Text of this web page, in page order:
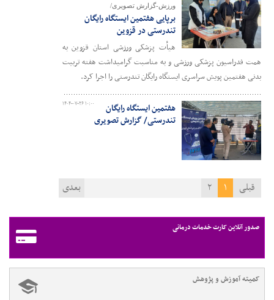
ورزش-گزارش تصویری/
برپایی هفتمین ایستگاه رایگان
تندرستی در قزوین
هیأت پزشکی ورزشی استان قزوین به
همت فدراسیون پزشکی ورزشی و به مناسبت گرامیداشت هفته تربیت
بدنی هفتمین پویش سراسری ایستگاه رایگان تندرستی را اجرا کرد.
۱۴۰۴-۰۷-۲۶ ۱۰:۰۰
هفتمین ایستگاه رایگان
تندرستی/ گزارش تصویری
قبلی ۱ ۲ بعدی
صدور آنلاین کارت خدمات درمانی
کمیته آموزش و پژوهش